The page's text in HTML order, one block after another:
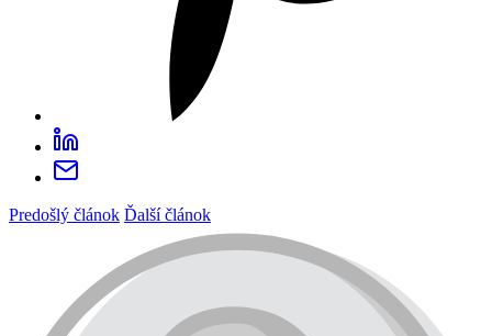
Predošlý článok Ďalší článok